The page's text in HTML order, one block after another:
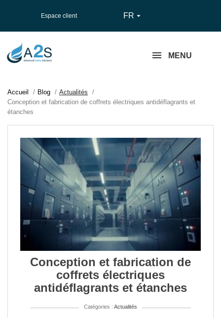
Espace client FR 
MENU
Accueil Blog
Actualités
Conception et fabrication de coffrets électriques antidéflagrants et
étanches
Conception et fabrication de
coffrets électriques
antidéflagrants et étanches
Catégories : Actualités